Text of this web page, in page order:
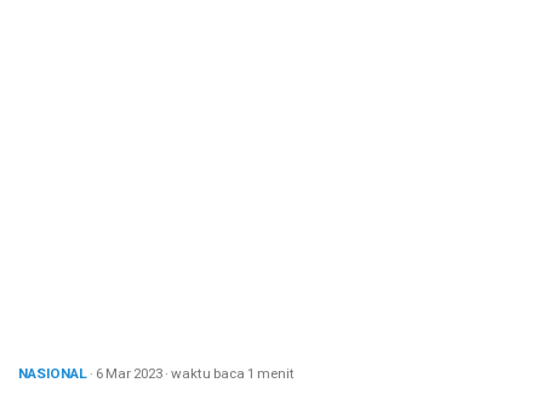
NASIONAL· 6 Mar 2023·waktu baca 1 menit